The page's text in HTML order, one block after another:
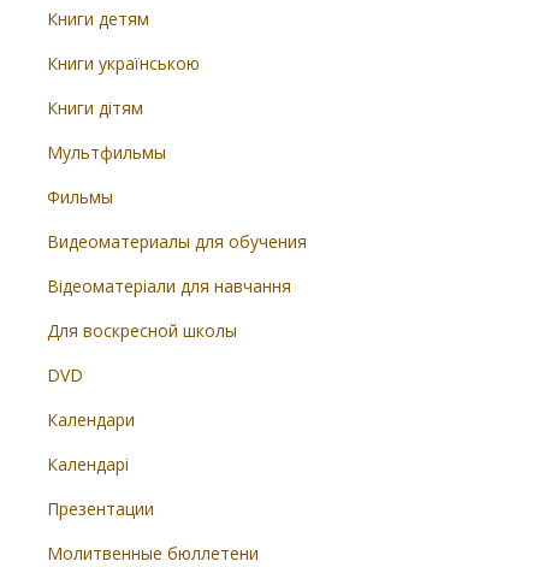
Книги детям
Книги українською
Книги дітям
Мультфильмы
Фильмы
Видеоматериалы для обучения
Відеоматеріали для навчання
Для воскресной школы
DVD
Календари
Календарі
Презентации
Молитвенные бюллетени